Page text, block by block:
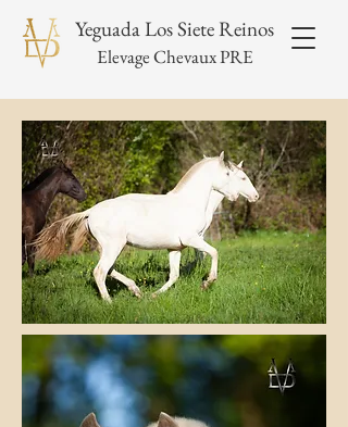
Yeguada Los Siete Reinos
Elevage Chevaux PRE